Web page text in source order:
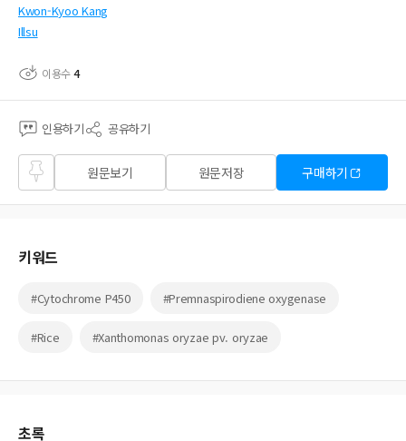
Kwon-Kyoo Kang
Illsu
이용수4
인용하기 공유하기
즐겨
찾기
원문보기 원문저장 구매하기
키워드
#Cytochrome P450 #Premnaspirodiene oxygenase
#Rice #Xanthomonas oryzae pv. oryzae
초록